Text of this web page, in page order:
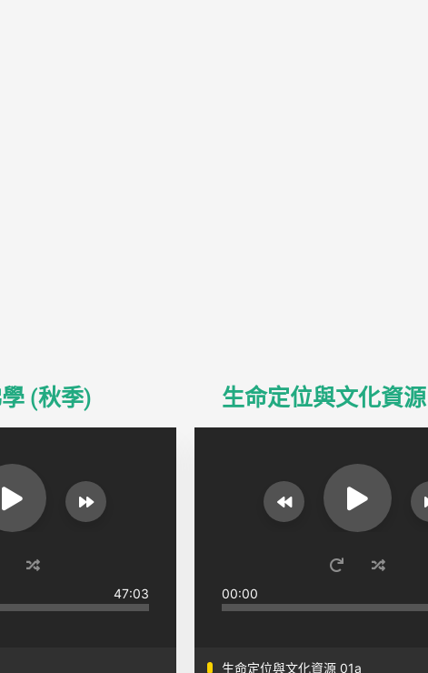
(秋季)​
47:03
生命定位與文化資
00:00
生命定位與文化資源 01a